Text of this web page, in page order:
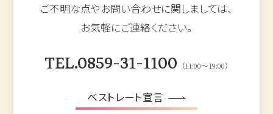
ご不明な点やお問い合わせに関しましては、
お気軽にご連絡ください。
TEL.0859-31-1100 （11:00～19:00）
ベストレート宣言